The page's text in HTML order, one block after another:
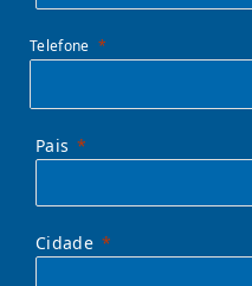
Telefone
Pais
Cidade